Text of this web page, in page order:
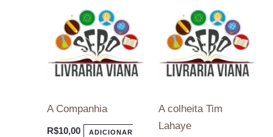
A Companhia
R$10,00 ADICIONAR
A colheita Tim
Lahaye